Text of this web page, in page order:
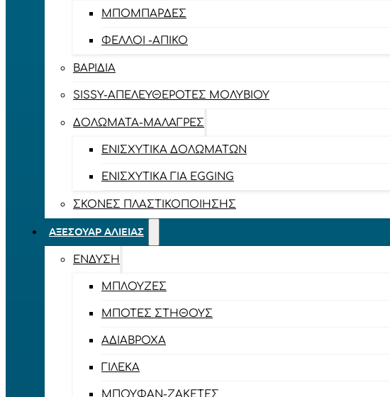
ΜΠΟΜΠΆΡΔΕΣ
ΦΕΛΛΟΊ -ΑΠΊΚΟ
ΒΑΡΊΔΙΑ
SISSY-ΑΠΕΛΕΥΘΕΡΟΤΈΣ ΜΟΛΥΒΙΟΎ
ΔΟΛΏΜΑΤΑ-ΜΑΛΆΓΡΕΣ
ΕΝΙΣΧΥΤΙΚΆ ΔΟΛΩΜΆΤΩΝ
ΕΝΙΣΧΥΤΙΚΆ ΓΙΑ EGGING
ΣΚΌΝΕΣ ΠΛΑΣΤΙΚΟΠΟΊΗΣΗΣ
ΑΞΕΣΟΥΆΡ ΑΛΙΕΊΑΣ
ΈΝΔΥΣΗ
ΜΠΛΟΎΖΕΣ
ΜΠΌΤΕΣ ΣΤΉΘΟΥΣ
ΑΔΙΆΒΡΟΧΑ
ΓΙΛΈΚΑ
ΜΠΟΥΦΆΝ-ΖΑΚΈΤΕΣ